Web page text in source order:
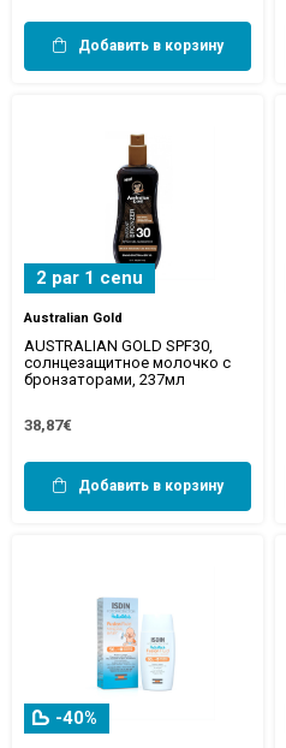
Добавить в корзину
2 par 1 cenu
Australian Gold
AUSTRALIAN GOLD SPF30,
солнцезащитное молочко с
бронзаторами, 237мл
38,87€
Добавить в корзину
-40%